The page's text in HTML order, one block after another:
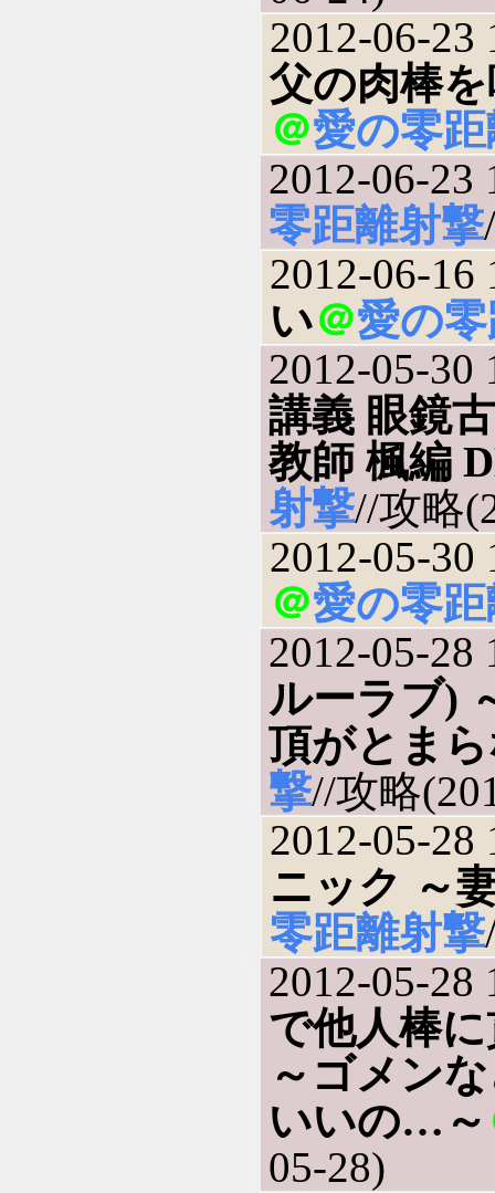
2012-06-23
父の肉棒
＠愛の零
2012-06-23
零距離射撃
2012-06-16
い＠愛の
2012-05-30
講義 眼鏡
教師 楓編
射撃//攻略
2012-05-30
＠愛の零
2012-05-28
ルーラブ)
頂がとま
撃//攻略
2012-05-28
ニック ～
零距離射撃
2012-05-28
で他人棒
～ゴメン
いいの…～
05-28)